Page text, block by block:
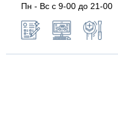
Пн - Вс с 9-00 до 21-00